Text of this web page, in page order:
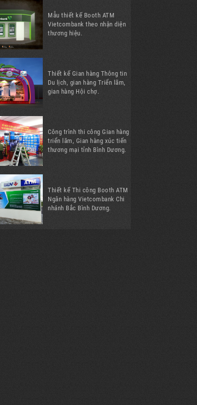
Mẫu thiết kế Booth ATM
Vietcombank theo nhận diện
thương hiệu.
Thiết kế Gian hàng Thông tin
Du lịch, gian hàng Triển lãm,
gian hàng Hội chợ.
Công trình thi công Gian hàng
triển lãm, Gian hàng xúc tiến
thương mại tỉnh Bình Dương.
Thiết kế Thi công Booth ATM
Ngân hàng Vietcombank Chi
nhánh Bắc Bình Dương.